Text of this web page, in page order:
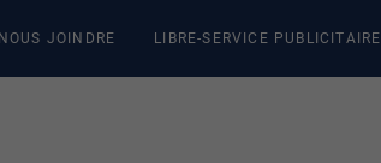
NOUS JOINDRE LIBRE-SERVICE PUBLICITAIRE